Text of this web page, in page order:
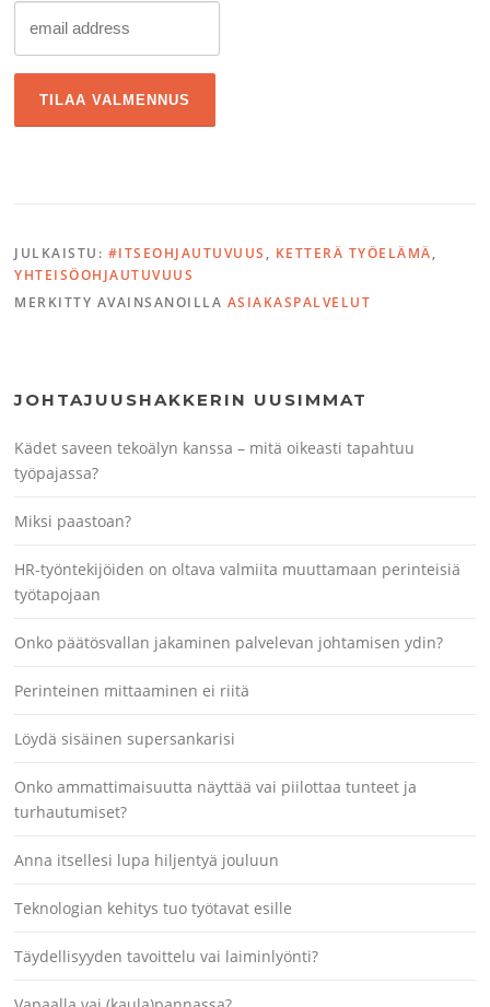
JULKAISTU: #ITSEOHJAUTUVUUS , KETTERÄ TYÖELÄMÄ,
YHTEISÖOHJAUTUVUUS
MERKITTY AVAINSANOILLA ASIAKASPALVELUT
JOHTAJUUSHAKKERIN UUSIMMAT
Kädet saveen tekoälyn kanssa – mitä oikeasti tapahtuu
työpajassa?
Miksi paastoan?
HR-työntekijöiden on oltava valmiita muuttamaan perinteisiä
työtapojaan
Onko päätösvallan jakaminen palvelevan johtamisen ydin?
Perinteinen mittaaminen ei riitä
Löydä sisäinen supersankarisi
Onko ammattimaisuutta näyttää vai piilottaa tunteet ja
turhautumiset?
Anna itsellesi lupa hiljentyä jouluun
Teknologian kehitys tuo työtavat esille
Täydellisyyden tavoittelu vai laiminlyönti?